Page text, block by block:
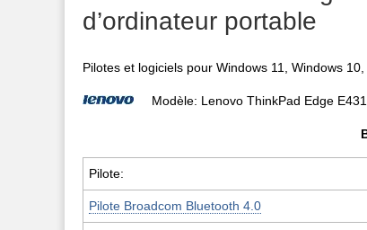
d’ordinateur portable
Pilotes et logiciels pour Windows 11, Windows
Modèle: Lenovo ThinkPad Edge
Pilote:
Pilote Broadcom Bluetooth 4.0